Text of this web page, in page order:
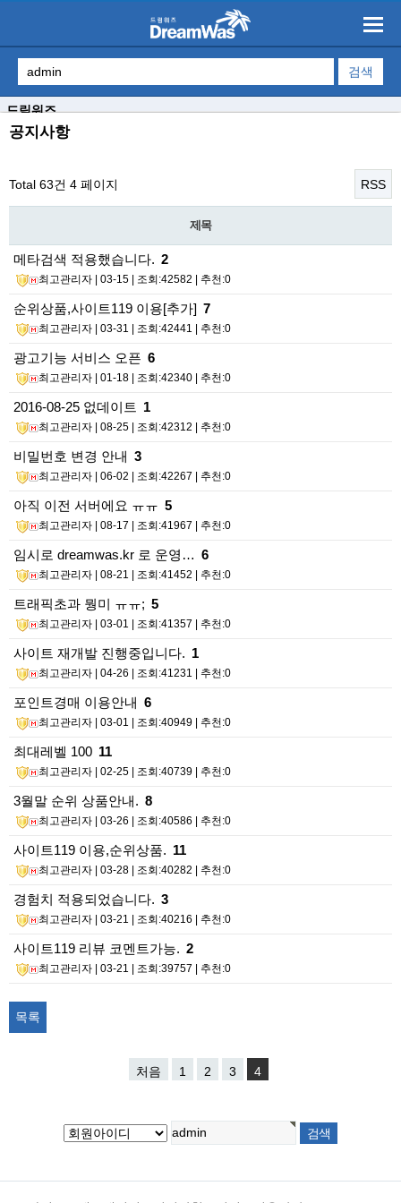
드림워즈
공지사항
Total 63건 4 페이지 RSS
제목
메타검색 적용했습니다. 2
최고관리자 | 03-15 | 조회:42582 | 추천:0
순위상품,사이트119 이용[추가] 7
최고관리자 | 03-31 | 조회:42441 | 추천:0
광고기능 서비스 오픈 6
최고관리자 | 01-18 | 조회:42340 | 추천:0
2016-08-25 없데이트 1
최고관리자 | 08-25 | 조회:42312 | 추천:0
비밀번호 변경 안내 3
최고관리자 | 06-02 | 조회:42267 | 추천:0
아직 이전 서버에요 ㅠㅠ 5
최고관리자 | 08-17 | 조회:41967 | 추천:0
임시로 dreamwas.kr 로 운영… 6
최고관리자 | 08-21 | 조회:41452 | 추천:0
트래픽초과 뭥미 ㅠㅠ; 5
최고관리자 | 03-01 | 조회:41357 | 추천:0
사이트 재개발 진행중입니다. 1
최고관리자 | 04-26 | 조회:41231 | 추천:0
포인트경매 이용안내 6
최고관리자 | 03-01 | 조회:40949 | 추천:0
최대레벨 100 11
최고관리자 | 02-25 | 조회:40739 | 추천:0
3월말 순위 상품안내. 8
최고관리자 | 03-26 | 조회:40586 | 추천:0
사이트119 이용,순위상품. 11
최고관리자 | 03-28 | 조회:40282 | 추천:0
경험치 적용되었습니다. 3
최고관리자 | 03-21 | 조회:40216 | 추천:0
사이트119 리뷰 코멘트가능. 2
최고관리자 | 03-21 | 조회:39757 | 추천:0
목록
처음 1 2 3 4